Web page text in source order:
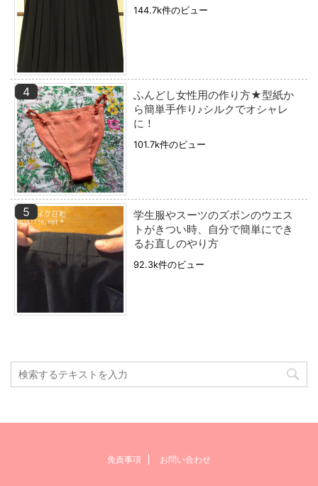
144.7k件のビュー
ふんどし女性用の作り方★型紙か
ら簡単手作り♪シルクでオシャレ
に！
101.7k件のビュー
学生服やスーツのズボンのウエス
トがきつい時、自分で簡単にでき
るお直しのやり方
92.3k件のビュー
免責事項 お問い合わせ